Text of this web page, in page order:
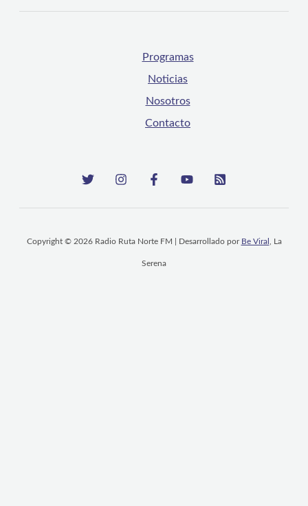
Programas
Noticias
Nosotros
Contacto
Copyright © 2026 Radio Ruta Norte FM | Desarrollado por Be Viral , La
Serena